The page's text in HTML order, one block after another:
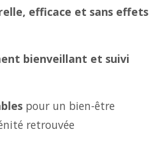
efficace et sans effets
bienveillant et suivi
pour un bien-être
retrouvée